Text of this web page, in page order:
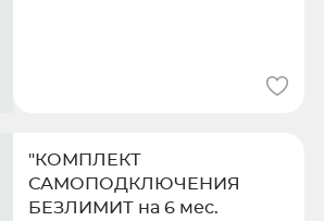
"КОМПЛЕКТ
САМОПОДКЛЮЧЕНИЯ
БЕЗЛИМИТ на 6 мес.